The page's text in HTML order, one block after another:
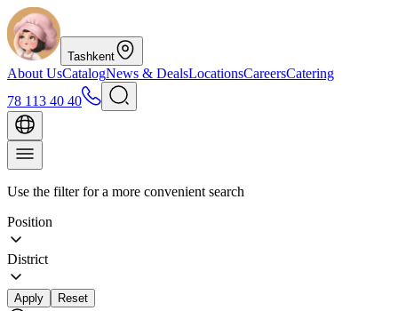
Tashkent
About UsCatalogNews & DealsLocationsCareersCatering
78 113 40 40
Use the filter for a more convenient search
Position
District
Apply Reset